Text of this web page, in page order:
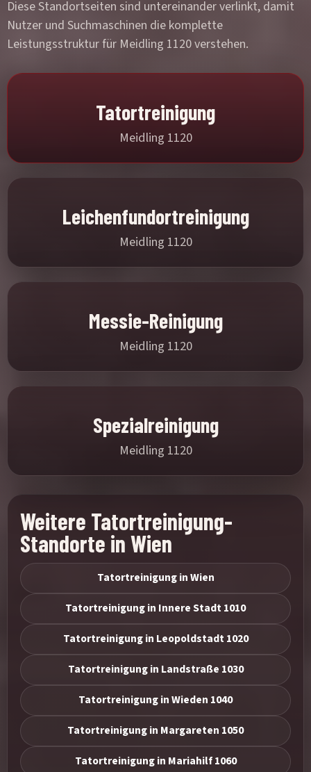
Diese Standortseiten sind untereinander verlinkt, damit
Nutzer und Suchmaschinen die komplette
Leistungsstruktur für Meidling 1120 verstehen.
Tatortreinigung
Meidling 1120
Leichenfundortreinigung
Meidling 1120
Messie-Reinigung
Meidling 1120
Spezialreinigung
Meidling 1120
Weitere Tatortreinigung-
Standorte in Wien
Tatortreinigung in Wien
Tatortreinigung in Innere Stadt 1010
Tatortreinigung in Leopoldstadt 1020
Tatortreinigung in Landstraße 1030
Tatortreinigung in Wieden 1040
Tatortreinigung in Margareten 1050
Tatortreinigung in Mariahilf 1060